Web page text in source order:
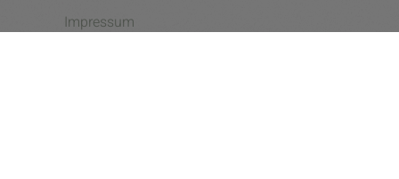
Impressum